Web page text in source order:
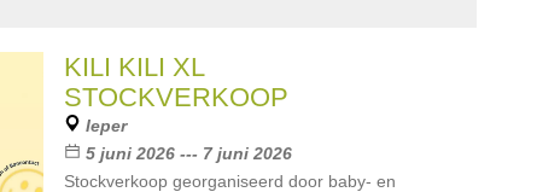
KILI KILI XL
STOCKVERKOOP
Ieper
5 juni 2026 --- 7 juni 2026
Stockverkoop georganiseerd door baby- en